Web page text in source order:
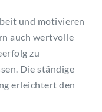
und motivieren
auch wertvolle
zu
Die ständige
erleichtert den